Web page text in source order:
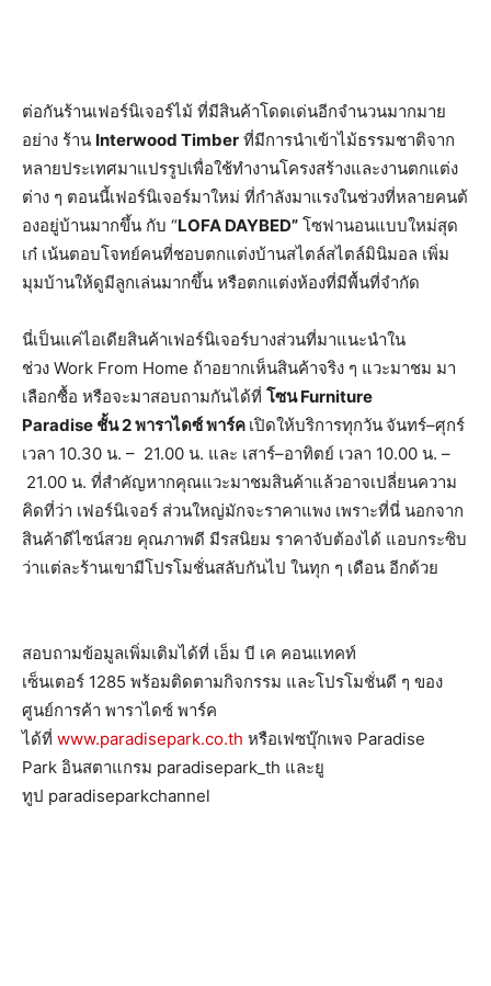
ต่อกันร้านเฟอร์นิเจอร์ไม้ ที่มีสินค้าโดดเด่นอีกจำนวนมากมาย
อย่าง ร้าน Interwood Timber ที่มีการนำเข้าไม้ธรรมชาติจาก
หลายประเทศมาแปรรูปเพื่อใช้ทำงานโครงสร้างและงานตกแต่ง
ต่าง ๆ ตอนนี้เฟอร์นิเจอร์มาใหม่ ที่กำลังมาแรงในช่วงที่หลายคนต้
องอยู่บ้านมากขึ้น กับ “LOFA DAYBED” โซฟานอนแบบใหม่สุด
เก๋ เน้นตอบโจทย์คนที่ชอบตกแต่งบ้านสไตล์สไตล์มินิมอล เพิ่ม
มุมบ้านให้ดูมีลูกเล่นมากขึ้น หรือตกแต่งห้องที่มีพื้นที่จำกัด
นี่เป็นแค่ไอเดียสินค้าเฟอร์นิเจอร์บางส่วนที่มาแนะนำใน
ช่วง Work From Home ถ้าอยากเห็นสินค้าจริง ๆ แวะมาชม มา
เลือกซื้อ หรือจะมาสอบถามกันได้ที่ โซนFurniture
Paradise ชั้น 2 พาราไดซ์ พาร์ค เปิดให้บริการทุกวัน จันทร์–ศุกร์
เวลา 10.30 น. – 21.00 น. และ เสาร์–อาทิตย์ เวลา 10.00 น. –
21.00 น. ที่สำคัญหากคุณแวะมาชมสินค้าแล้วอาจเปลี่ยนความ
คิดที่ว่า เฟอร์นิเจอร์ ส่วนใหญ่มักจะราคาแพง เพราะที่นี่ นอกจาก
สินค้าดีไซน์สวย คุณภาพดี มีรสนิยม ราคาจับต้องได้ แอบกระซิบ
ว่าแต่ละร้านเขามีโปรโมชั่นสลับกันไป ในทุก ๆ เดือน อีกด้วย
สอบถามข้อมูลเพิ่มเติมได้ที่ เอ็ม บี เค คอนแทคท์
เซ็นเตอร์ 1285 พร้อมติดตามกิจกรรม และโปรโมชั่นดี ๆ ของ
ศูนย์การค้า พาราไดซ์ พาร์ค
ได้ที่ www.paradisepark.co.th หรือเฟซบุ๊กเพจ Paradise
Park อินสตาแกรม paradisepark_th และยู
ทูป paradiseparkchannel